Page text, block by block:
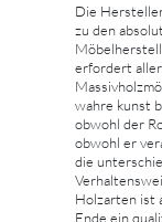
Die
zu den
erfordert
wahre kunst
obwohl der
obwohl er
die
Holzarten ist
Ende ein